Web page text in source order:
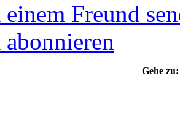
Freund
Gehe zu: